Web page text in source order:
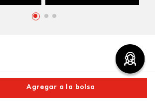
Agregar a la bolsa
Comentarios